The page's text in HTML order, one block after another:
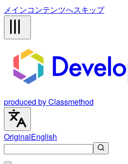
メインコンテンツへスキップ
produced by Classmethod
OriginalEnglish